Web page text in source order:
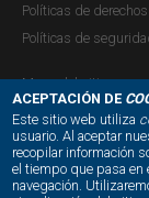
ACEPTACIÓN DE
Este sitio web utiliza
usuario. Al aceptar
recopilar información
el tiempo que pasa en
navegación.
Políticas de
Políticas de
Mapa del sitio